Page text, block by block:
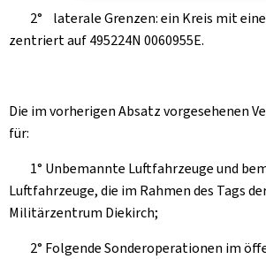
2° laterale Grenzen: ein Kreis mit
zentriert auf 495224N 0060955E.
Die im vorherigen Absatz vorgesehenen
für:
1° Unbemannte Luftfahrzeuge und
Luftfahrzeuge, die im Rahmen des Tags
Militärzentrum Diekirch;
2° Folgende Sonderoperationen im